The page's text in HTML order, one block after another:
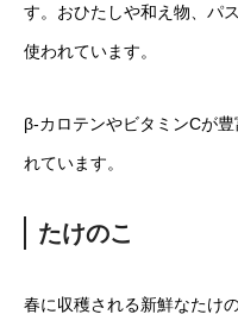
す。おひたしや和え物、パ
使われています。
β-カロテンやビタミンCが
れています。
たけのこ
春に収穫される新鮮なたけ